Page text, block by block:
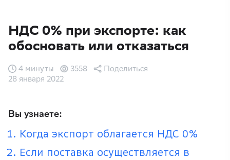
НДС 0% при экспорте: как
обосновать или отказаться
28 января 2022
4 минуты 3558 Поделиться
Вы узнаете:
Когда экспорт облагается НДС 0%
Если поставка осуществляется в